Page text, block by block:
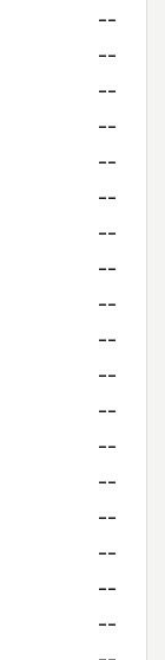
--
--
--
--
--
--
--
--
--
--
--
--
--
--
--
--
--
--